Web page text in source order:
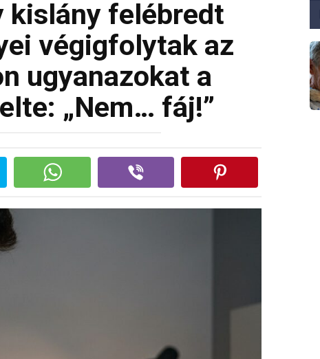
kislány felébredt
végigfolytak az
ugyanazokat a
„Nem… fáj!”